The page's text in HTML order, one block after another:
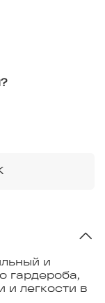
и
гардероба,
и легкости в